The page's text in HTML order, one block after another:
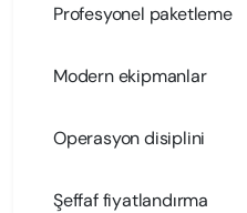
Profesyonel paketleme
Modern ekipmanlar
Operasyon disiplini
Şeffaf fiyatlandırma